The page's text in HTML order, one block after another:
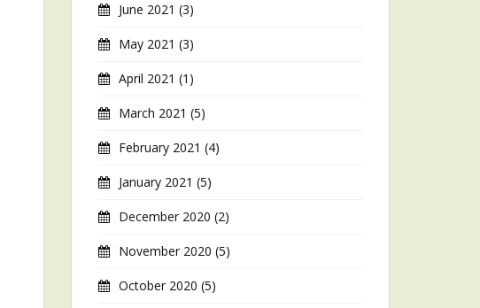
June 2021 (3)
May 2021 (3)
April 2021 (1)
March 2021 (5)
February 2021 (4)
January 2021 (5)
December 2020 (2)
November 2020 (5)
October 2020 (5)